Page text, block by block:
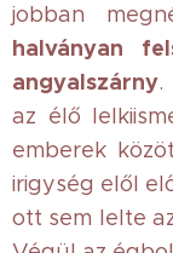
jobban
halványan
angyalszárny.
az élő
emberek
irigység elől
ott sem lelte